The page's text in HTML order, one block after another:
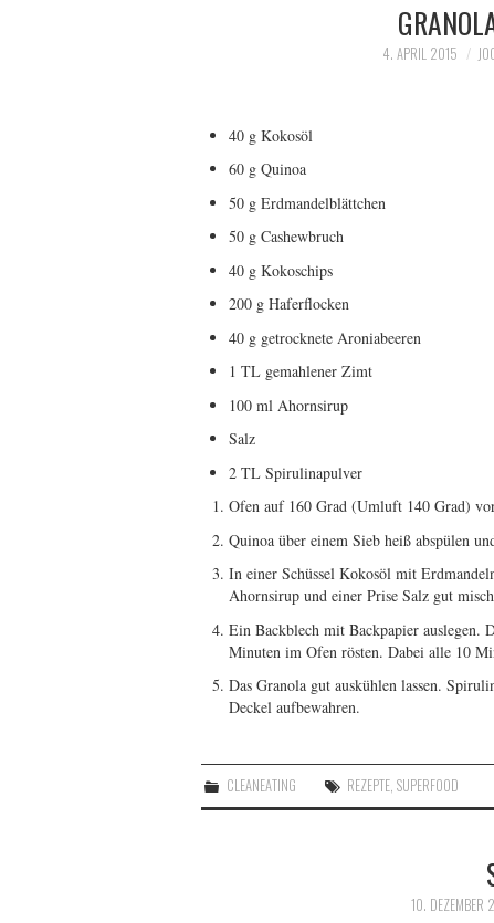
4. APRIL 2015
40 g Kokosöl
60 g Quinoa
50 g Erdmandelblättchen
50 g Cashewbruch
40 g Kokoschips
200 g Haferflocken
40 g getrocknete Aroniabeeren
1 TL gemahlener Zimt
100 ml Ahornsirup
Salz
2 TL Spirulinapulver
Ofen auf 160 Grad (Umluft 140 Grad)
Quinoa über einem Sieb heiß abspülen
In einer Schüssel Kokosöl mit
Ahornsirup und einer Prise Salz gut
Ein Backblech mit Backpapier auslegen.
Minuten im Ofen rösten. Dabei alle 10
Das Granola gut auskühlen lassen.
Deckel aufbewahren.
CLEANEATING REZEPTE ,SUPERFOOD
10. DEZEMBER